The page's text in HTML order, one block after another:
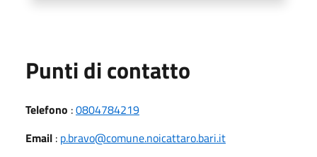
Punti di contatto
Telefono :0804784219
Email : p.bravo@comune.noicattaro.bari.it